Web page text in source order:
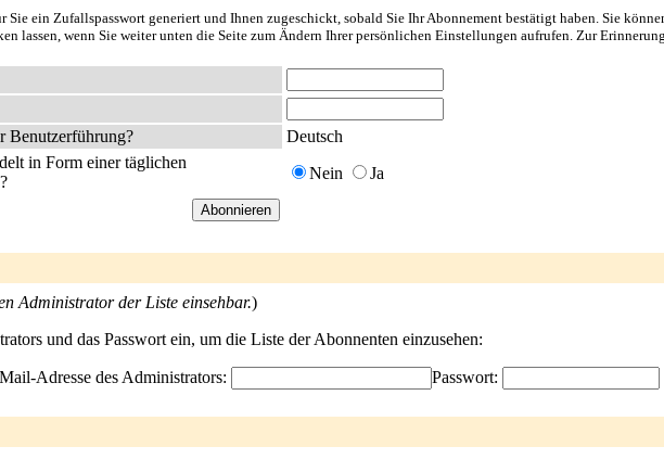
Sie ein Zufallspasswort generiert und Ihnen zugeschickt, sobald Sie Ihr Abonnement bestätigt haben. Sie
lassen, wenn Sie weiter unten die Seite zum Ändern Ihrer persönlichen Einstellungen aufrufen. Zur
Benutzerführung?
Deutsch
in Form einer täglichen
Nein Ja
Administrator der Liste einsehbar.)
und das Passwort ein, um die Liste der Abonnenten einzusehen:
Adresse des Administrators: Passwort: